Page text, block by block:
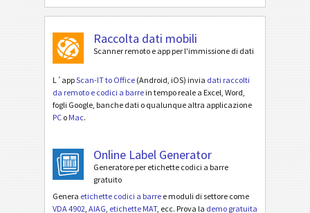
Raccolta dati mobili
Scanner remoto e app per l'immissione di dati
L´appScan-IT to Office (Android, iOS) invia dati raccolti
da remoto e codici a barre in tempo reale a Excel, Word,
fogli Google, banche dati o qualunque altra applicazione
PC o Mac.
Online Label Generator
Generatore per etichette codici a barre
gratuito
Genera etichette codici a barre e moduli di settore come
VDA 4902 AIAG etichette MAT, ecc. Prova la demo gratuita